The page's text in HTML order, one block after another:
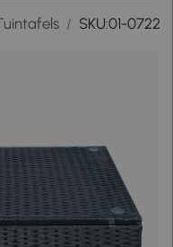
/ SKU:01-0722